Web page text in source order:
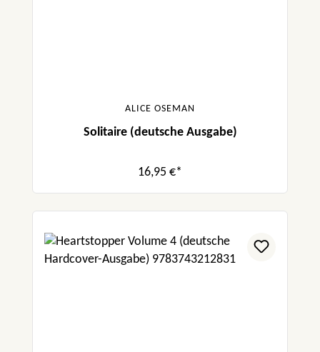
ALICE OSEMAN
Solitaire (deutsche Ausgabe)
16,95 €*